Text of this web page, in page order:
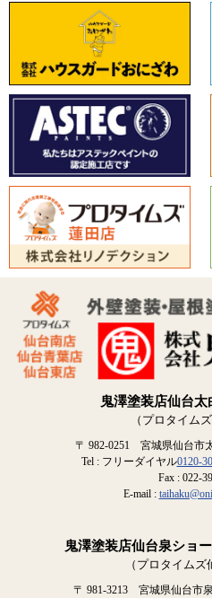
鬼澤塗装店仙台
（プロタイム
〒 982-0251 宮城県仙台市
Tel : フリーダイヤル0120-
Fax : 022-
E-mail :
鬼澤塗装店仙台泉ショ
（プロタイムズ
〒 981-3213 宮城県仙台市